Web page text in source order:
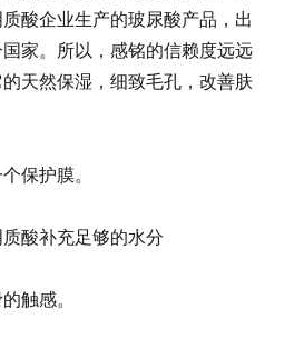
酸企业生产的玻尿酸产品， 出
家。所以，感铭的信赖度远远
天然保湿，细致毛孔，改善肤
保护膜。
酸补充足够的水分
触感。